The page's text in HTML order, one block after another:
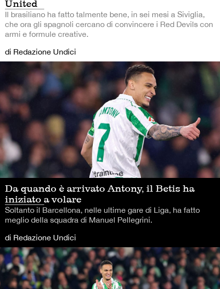
United
Il brasiliano ha fatto talmente bene, in sei mesi a Siviglia,
che ora gli spagnoli cercano di convincere i Red Devils con
armi e formule creative.
di Redazione Undici
Da quando è arrivato Antony, il Betis ha
iniziato a volare
Soltanto il Barcellona, nelle ultime gare di Liga, ha fatto
meglio della squadra di Manuel Pellegrini.
di Redazione Undici